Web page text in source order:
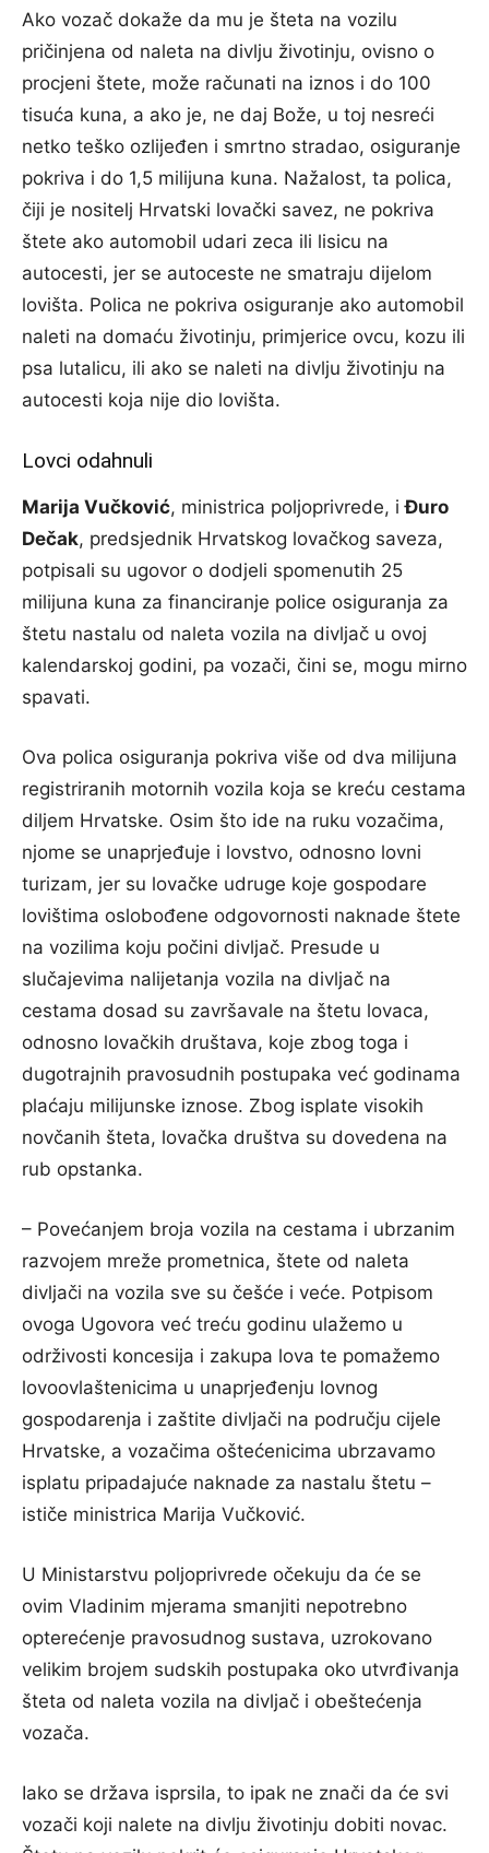
Ako vozač dokaže da mu je šteta na vozilu
pričinjena od naleta na divlju životinju, ovisno o
procjeni štete, može računati na iznos i do 100
tisuća kuna, a ako je, ne daj Bože, u toj nesreći
netko teško ozlijeđen i smrtno stradao, osiguranje
pokriva i do 1,5 milijuna kuna. Nažalost, ta polica,
čiji je nositelj Hrvatski lovački savez, ne pokriva
štete ako automobil udari zeca ili lisicu na
autocesti, jer se autoceste ne smatraju dijelom
lovišta. Polica ne pokriva osiguranje ako automobil
naleti na domaću životinju, primjerice ovcu, kozu ili
psa lutalicu, ili ako se naleti na divlju životinju na
autocesti koja nije dio lovišta.
Lovci odahnuli
Marija Vučković, ministrica poljoprivrede, iĐuro
Dečak, predsjednik Hrvatskog lovačkog saveza,
potpisali su ugovor o dodjeli spomenutih 25
milijuna kuna za financiranje police osiguranja za
štetu nastalu od naleta vozila na divljač u ovoj
kalendarskoj godini, pa vozači, čini se, mogu mirno
spavati.
Ova polica osiguranja pokriva više od dva milijuna
registriranih motornih vozila koja se kreću cestama
diljem Hrvatske. Osim što ide na ruku vozačima,
njome se unaprjeđuje i lovstvo, odnosno lovni
turizam, jer su lovačke udruge koje gospodare
lovištima oslobođene odgovornosti naknade štete
na vozilima koju počini divljač. Presude u
slučajevima nalijetanja vozila na divljač na
cestama dosad su završavale na štetu lovaca,
odnosno lovačkih društava, koje zbog toga i
dugotrajnih pravosudnih postupaka već godinama
plaćaju milijunske iznose. Zbog isplate visokih
novčanih šteta, lovačka društva su dovedena na
rub opstanka.
– Povećanjem broja vozila na cestama i ubrzanim
razvojem mreže prometnica, štete od naleta
divljači na vozila sve su češće i veće. Potpisom
ovoga Ugovora već treću godinu ulažemo u
održivosti koncesija i zakupa lova te pomažemo
lovoovlaštenicima u unaprjeđenju lovnog
gospodarenja i zaštite divljači na području cijele
Hrvatske, a vozačima oštećenicima ubrzavamo
isplatu pripadajuće naknade za nastalu štetu –
ističe ministrica Marija Vučković.
U Ministarstvu poljoprivrede očekuju da će se
ovim Vladinim mjerama smanjiti nepotrebno
opterećenje pravosudnog sustava, uzrokovano
velikim brojem sudskih postupaka oko utvrđivanja
šteta od naleta vozila na divljač i obeštećenja
vozača.
Iako se država isprsila, to ipak ne znači da će svi
vozači koji nalete na divlju životinju dobiti novac.